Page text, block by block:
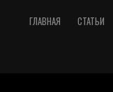
ГЛАВНАЯ СТАТЬИ